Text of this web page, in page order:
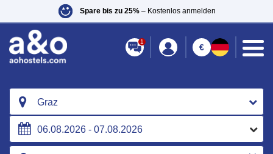
Spare bis zu 25%– Kostenlos anmelden
1
€
Graz